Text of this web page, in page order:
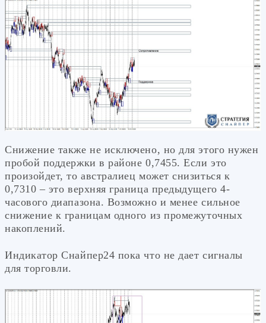
Снижение также не исключено, но для этого нужен
пробой поддержки в районе 0,7455. Если это
произойдет, то австралиец может снизиться к
0,7310 – это верхняя граница предыдущего 4-
часового диапазона. Возможно и менее сильное
снижение к границам одного из промежуточных
накоплений.
Индикатор Снайпер24 пока что не дает сигналы
для торговли.